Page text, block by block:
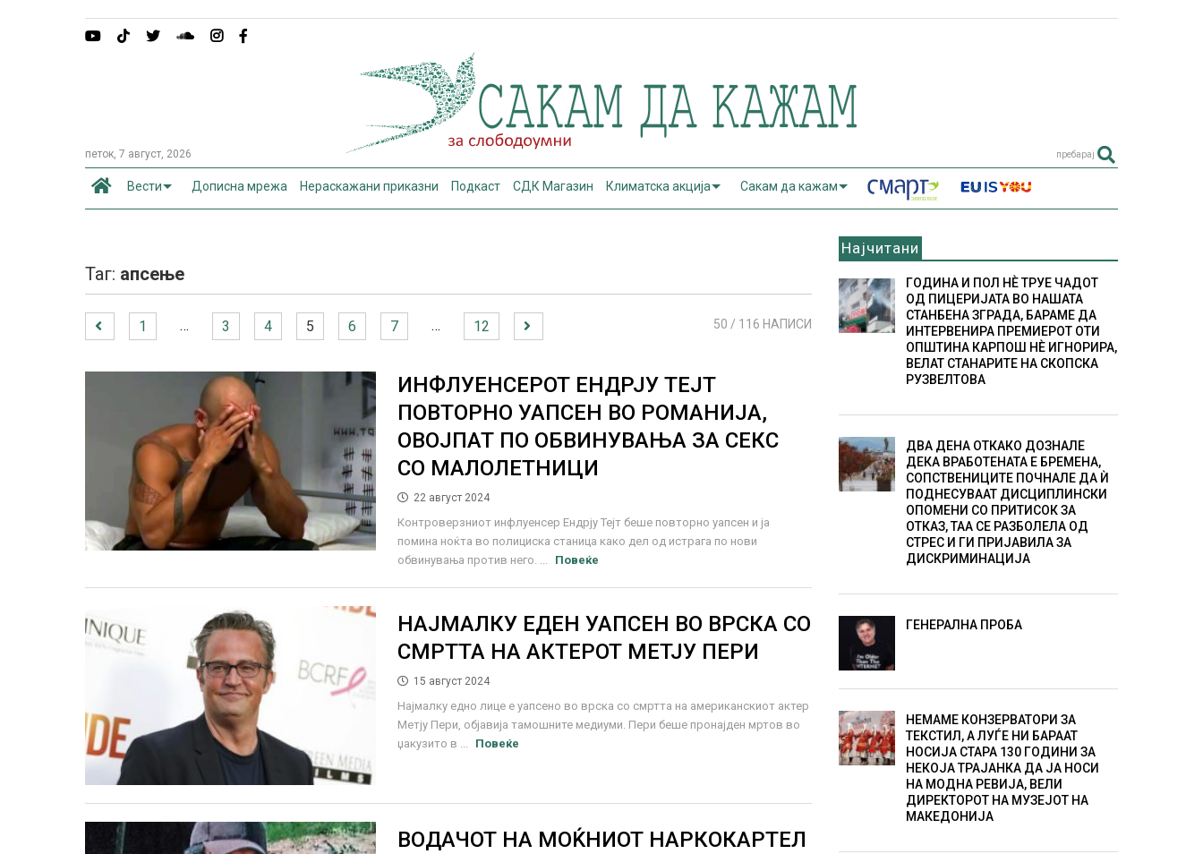
петок, 7 август, 2026 пребарај
Вести Дописна мрежа Нераскажани приказни Подкаст СДК Магазин Климатска акција Сакам да кажам
Таг: апсење
1 … 3 4 5 6 7 … 12 50 / 116 НАПИСИ
ИНФЛУЕНСЕРОТ ЕНДРЈУ TEJT
ПОВТОРНО УАПСЕН ВО РОМАНИЈА,
ОВОЈПАТ ПО ОБВИНУВАЊА ЗА СЕКС
СО МАЛОЛЕТНИЦИ
22 август 2024
Контроверзниот инфлуенсер Ендрју Тејт беше повторно уапсен и ја
помина ноќта во полициска станица како дел од истрага по нови
обвинувања против него. ...
Повеќе
НАЈМАЛКУ ЕДЕН УАПСЕН ВО ВРСКА СО
СМРТТА НА АКТЕРОТ МЕТЈУ ПЕРИ
15 август 2024
Најмалку едно лице е уапсено во врска со смртта на американскиот актер
Метју Пери, објавија тамошните медиуми. Пери беше пронајден мртов во
џакузито в ...
Повеќе
ВОДАЧОТ НА МОЌНИОТ НАРКОКАРТЕЛ
Најчитани
ГОДИНА И ПОЛ НÈ ТРУЕ ЧАДОТ
ОД ПИЦЕРИЈАТА ВО НАШАТА
СТАНБЕНА ЗГРАДА, БАРАМЕ ДА
ИНТЕРВЕНИРА ПРЕМИЕРОТ ОТИ
ОПШТИНА КАРПОШ НÈ ИГНОРИРА,
ВЕЛАТ СТАНАРИТЕ НА СКОПСКА
РУЗВЕЛТОВА
ДВА ДЕНА ОТКАКО ДОЗНАЛЕ
ДЕКА ВРАБОТЕНАТА Е БРЕМЕНА,
СОПСТВЕНИЦИТЕ ПОЧНАЛЕ ДА Ѝ
ПОДНЕСУВААТ ДИСЦИПЛИНСКИ
ОПОМЕНИ СО ПРИТИСОК ЗА
ОТКАЗ, ТАА СЕ РАЗБОЛЕЛА ОД
СТРЕС И ГИ ПРИЈАВИЛА ЗА
ДИСКРИМИНАЦИЈА
ГЕНЕРАЛНА ПРОБА
НЕМАМЕ КОНЗЕРВАТОРИ ЗА
ТЕКСТИЛ, А ЛУЃЕ НИ БАРААТ
НОСИЈА СТАРА 130 ГОДИНИ ЗА
НЕКОЈА ТРАЈАНКА ДА ЈА НОСИ
НА МОДНА РЕВИЈА, ВЕЛИ
ДИРЕКТОРОТ НА МУЗЕЈОТ НА
МАКЕДОНИЈА